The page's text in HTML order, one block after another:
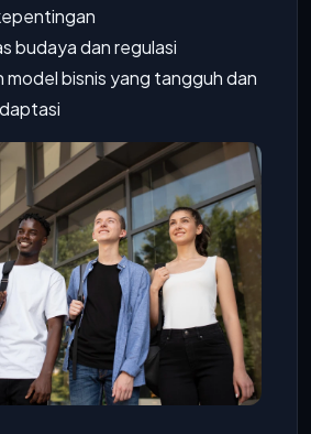
budaya dan regulasi
model bisnis yang tangguh dan